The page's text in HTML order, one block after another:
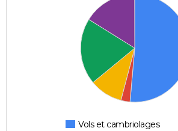
Vols et cambriolages